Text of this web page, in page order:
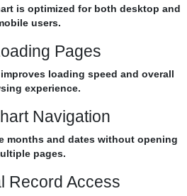
is optimized for both desktop and
users.
Pages
loading speed and overall
experience.
Navigation
months and dates without opening
pages.
Record Access